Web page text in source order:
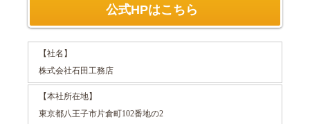
公式HPはこちら
【社名】
株式会社石田工務店
【本社所在地】
東京都八王子市片倉町102番地の2